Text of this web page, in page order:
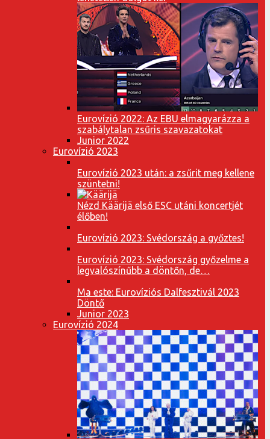
Eurovízió 2022: Az EBU elmagyarázza a
szabálytalan zsűris szavazatokat
Junior 2022
Eurovízió 2023
Eurovízió 2023 után: a zsűrit meg kellene
szüntetni!
Nézd Käärijä első ESC utáni koncertjét
élőben!
Eurovízió 2023: Svédország a győztes!
Eurovízió 2023: Svédország győzelme a
legvalószínűbb a döntőn, de…
Ma este: Eurovíziós Dalfesztivál 2023
Döntő
Junior 2023
Eurovízió 2024